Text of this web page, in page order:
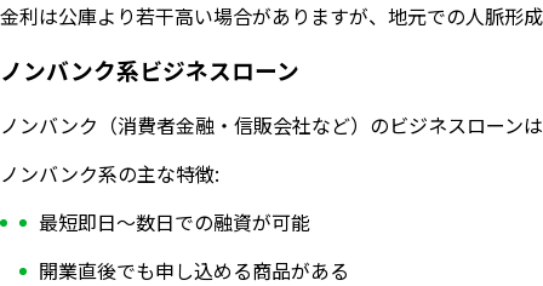
金利は公庫より若干高い場合がありますが、地元での人脈形
ノンバンク系ビジネスローン
ノンバンク（消費者金融・信販会社など）のビジネスローン
ノンバンク系の主な特徴:
最短即日〜数日での融資が可能
開業直後でも申し込める商品がある